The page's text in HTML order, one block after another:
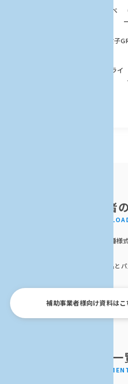
秋田 若手人材発掘・育成イノベ
（未踏的女子
学生コミュニティ「サトヤマミライ
補助事業者
進捗管理・経費処理で使用する各種
※事務局から連絡のあったユーザー名と
補助事業者様向け資料はこ
資料